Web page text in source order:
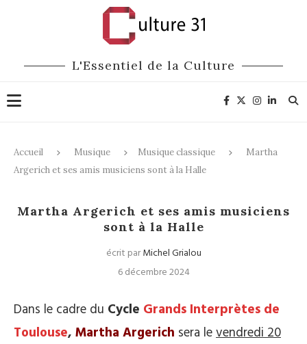
L'Essentiel de la Culture
Accueil Musique Musique classique
Martha
Argerich et ses amis musiciens sont à la Halle
Martha Argerich et ses amis musiciens
sont à la Halle
écrit parMichel Grialou
6 décembre 2024
Dans le cadre du Cycle Grands Interprètes de
Toulouse, Martha Argerich sera levendredi 20